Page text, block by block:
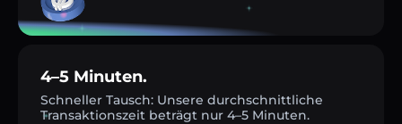
4–5 Minuten.
Schneller Tausch: Unsere durchschnittliche
Transaktionszeit beträgt nur 4–5 Minuten.